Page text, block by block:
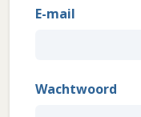
E-mail
Wachtwoord